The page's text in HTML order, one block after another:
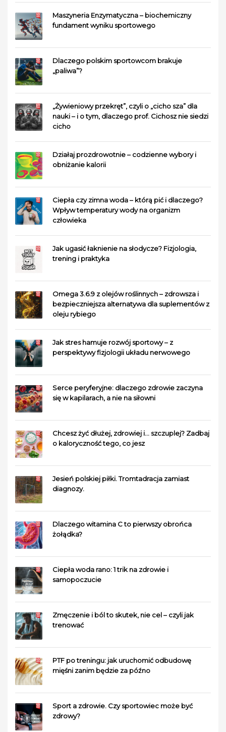
Maszyneria Enzymatyczna – biochemiczny
fundament wyniku sportowego
Dlaczego polskim sportowcom brakuje
„paliwa”?
„Żywieniowy przekręt”, czyli o „cicho sza” dla
nauki – i o tym, dlaczego prof. Cichosz nie siedzi
cicho
Działaj prozdrowotnie – codzienne wybory i
obniżanie kalorii
Ciepła czy zimna woda – którą pić i dlaczego?
Wpływ temperatury wody na organizm
człowieka
Jak ugasić łaknienie na słodycze? Fizjologia,
trening i praktyka
Omega 3.6.9 z olejów roślinnych – zdrowsza i
bezpieczniejsza alternatywa dla suplementów z
oleju rybiego
Jak stres hamuje rozwój sportowy – z
perspektywy fizjologii układu nerwowego
Serce peryferyjne: dlaczego zdrowie zaczyna
się w kapilarach, a nie na siłowni
Chcesz żyć dłużej, zdrowiej i… szczuplej? Zadbaj
o kaloryczność tego, co jesz
Jesień polskiej piłki. Tromtadracja zamiast
diagnozy.
Dlaczego witamina C to pierwszy obrońca
żołądka?
Ciepła woda rano: 1 trik na zdrowie i
samopoczucie
Zmęczenie i ból to skutek, nie cel – czyli jak
trenować
PTF po treningu: jak uruchomić odbudowę
mięśni zanim będzie za późno
Sport a zdrowie. Czy sportowiec może być
zdrowy?